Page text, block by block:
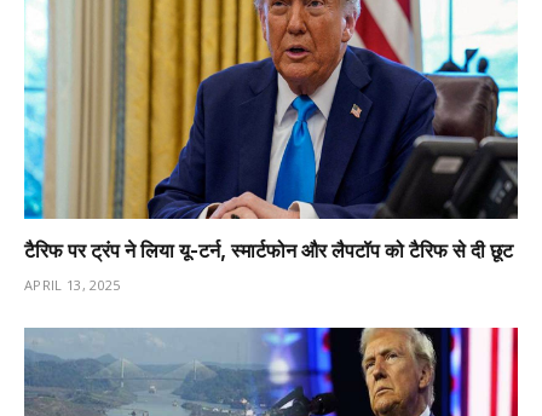
टैरिफ पर ट्रंप ने लिया यू-टर्न, स्मार्टफोन और लैपटॉप को टैरिफ से दी छूट
APRIL 13, 2025